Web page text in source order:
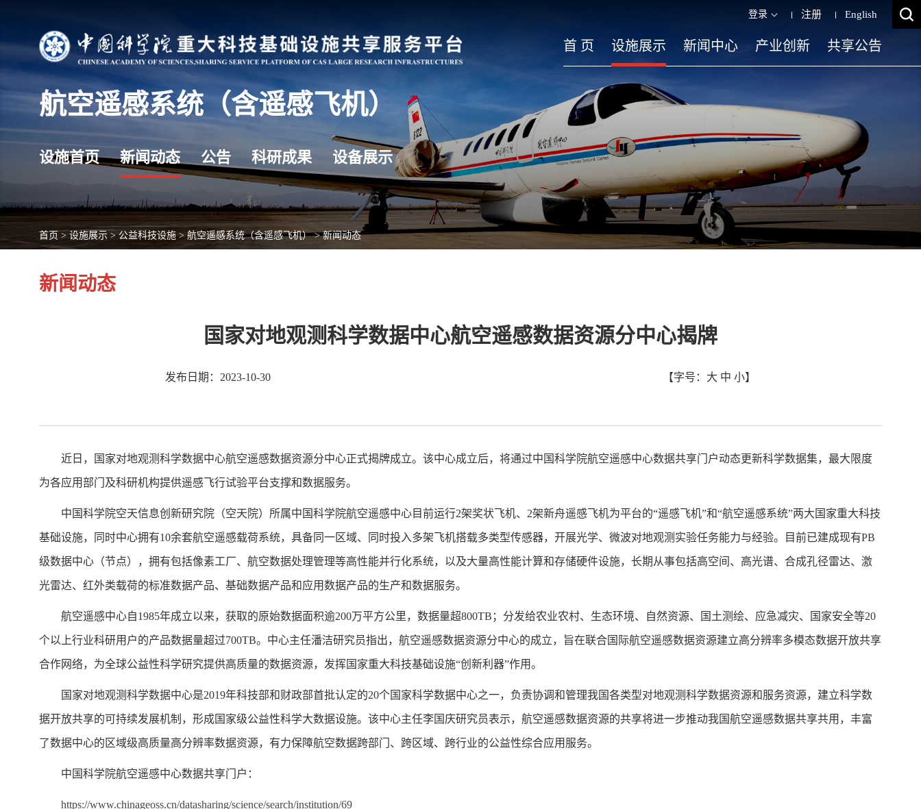
登录 注册 English
首 页 设施展示 新闻中心 产业创新 共享公告
航空遥感系统（含遥感飞机）
设施首页 新闻动态 公告 科研成果 设备展示
首页 > 设施展示 >公益科技设施>航空遥感系统（含遥感飞机）>新闻动态
新闻动态
国家对地观测科学数据中心航空遥感数据资源分中心揭牌
发布日期：2023-10-30 【字号： 大 中 小】
近日，国家对地观测科学数据中心航空遥感数据资源分中心正式揭牌成立。该中心成立后，将通过中国科学院航空遥感中心数据共享门户动态更新科学数据集，最大限度
为各应用部门及科研机构提供遥感飞行试验平台支撑和数据服务。
中国科学院空天信息创新研究院（空天院）所属中国科学院航空遥感中心目前运行2架奖状飞机、2架新舟遥感飞机为平台的“遥感飞机”和“航空遥感系统”两大国家重大科技
基础设施，同时中心拥有10余套航空遥感载荷系统，具备同一区域、同时投入多架飞机搭载多类型传感器，开展光学、微波对地观测实验任务能力与经验。目前已建成现有PB
级数据中心（节点），拥有包括像素工厂、航空数据处理管理等高性能并行化系统，以及大量高性能计算和存储硬件设施，长期从事包括高空间、高光谱、合成孔径雷达、激
光雷达、红外类载荷的标准数据产品、基础数据产品和应用数据产品的生产和数据服务。
航空遥感中心自1985年成立以来，获取的原始数据面积逾200万平方公里，数据量超800TB；分发给农业农村、生态环境、自然资源、国土测绘、应急减灾、国家安全等20
个以上行业科研用户的产品数据量超过700TB。中心主任潘洁研究员指出，航空遥感数据资源分中心的成立，旨在联合国际航空遥感数据资源建立高分辨率多模态数据开放共享
合作网络，为全球公益性科学研究提供高质量的数据资源，发挥国家重大科技基础设施“创新利器”作用。
国家对地观测科学数据中心是2019年科技部和财政部首批认定的20个国家科学数据中心之一，负责协调和管理我国各类型对地观测科学数据资源和服务资源，建立科学数
据开放共享的可持续发展机制，形成国家级公益性科学大数据设施。该中心主任李国庆研究员表示，航空遥感数据资源的共享将进一步推动我国航空遥感数据共享共用，丰富
了数据中心的区域级高质量高分辨率数据资源，有力保障航空数据跨部门、跨区域、跨行业的公益性综合应用服务。
中国科学院航空遥感中心数据共享门户：
https://www.chinageoss.cn/datasharing/science/search/institution/69